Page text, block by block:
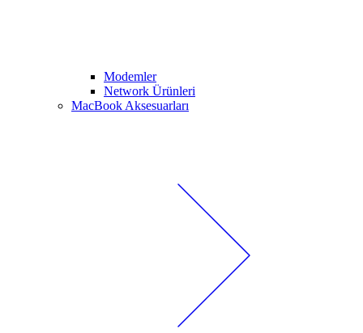
Modemler
Network Ürünleri
MacBook Aksesuarları